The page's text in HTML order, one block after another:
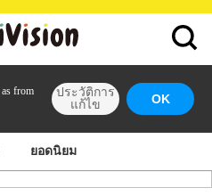
as from
ประวัติการ
แก้ไข
OK
ยอดนิยม